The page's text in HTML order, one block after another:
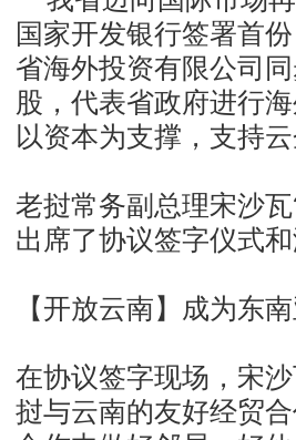
国家开发银行签署首
省海外投资有限公司
股，代表省政府进行
以资本为支撑，支持
老挝常务副总理宋沙
出席了协议签字仪式
【开放云南】成为东
在协议签字现场，宋
挝与云南的友好经贸